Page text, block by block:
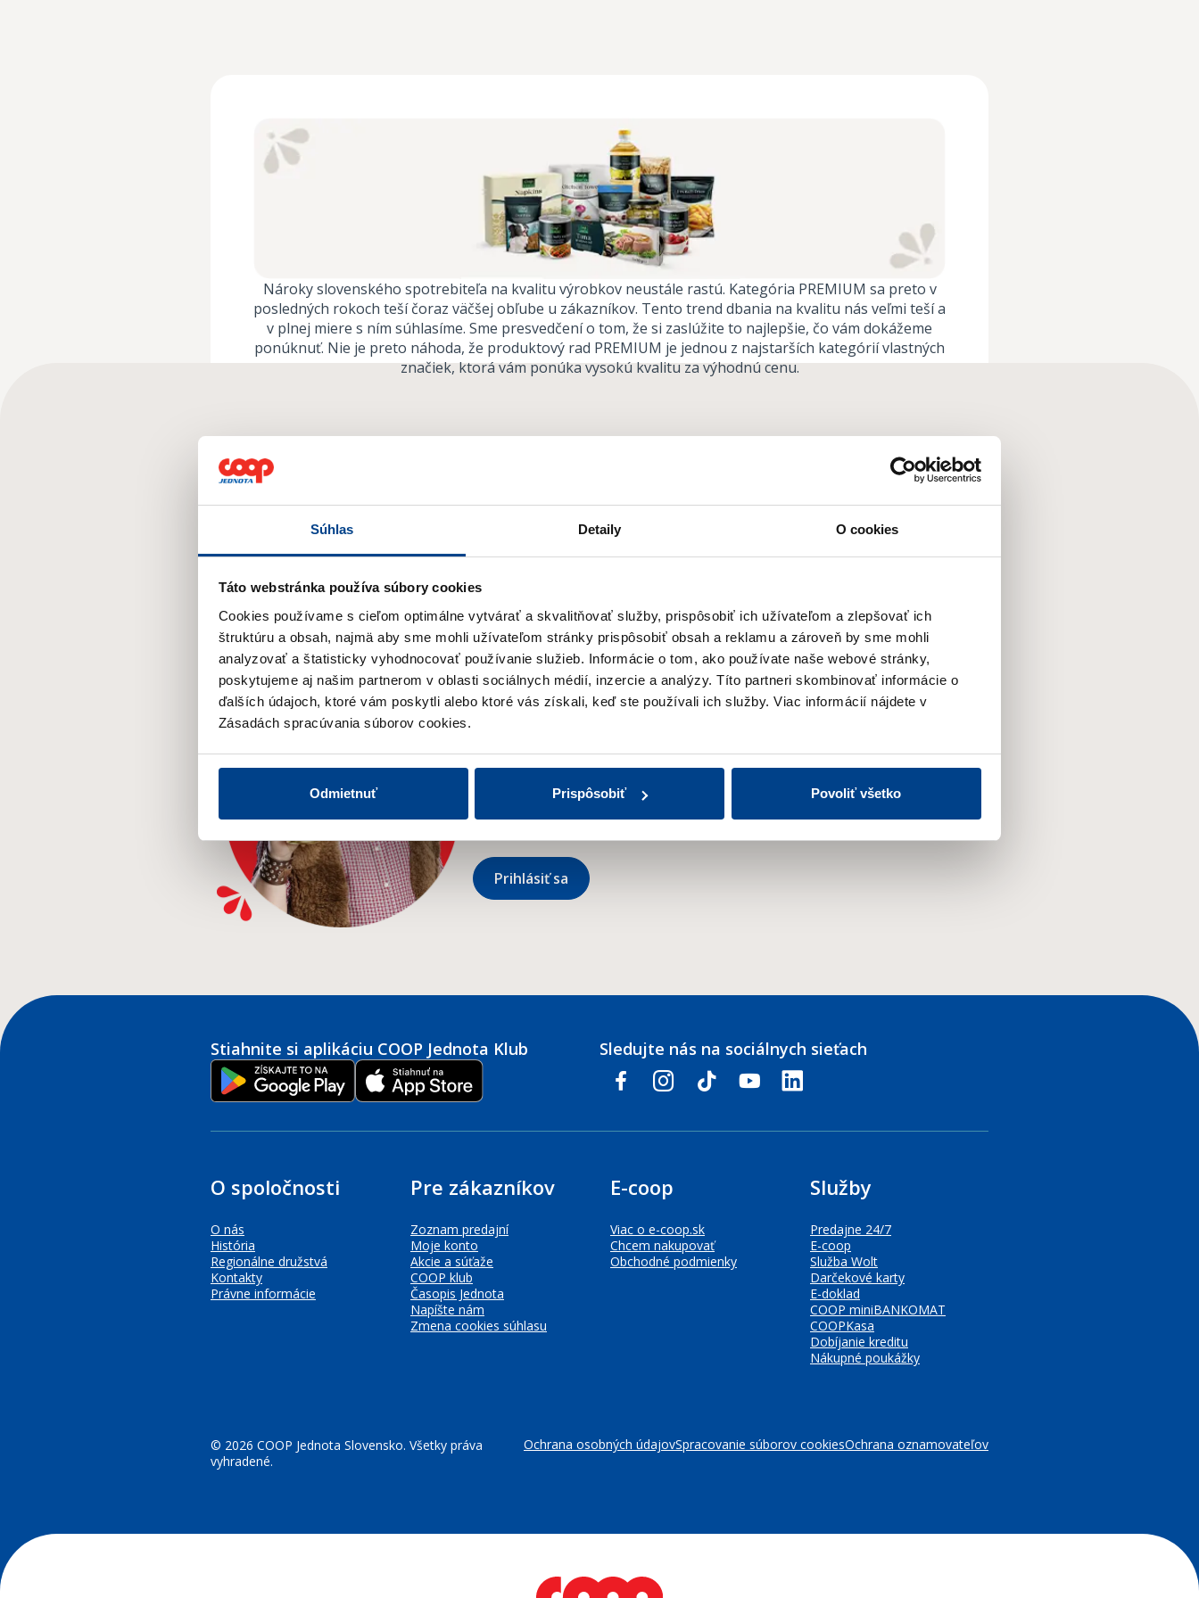
Súhlas Detaily O cookies
Táto webstránka používa súbory cookies
Cookies používame s cieľom optimálne vytvárať a skvalitňovať služby, prispôsobiť ich užívateľom a zlepšovať ich
štruktúru a obsah, najmä aby sme mohli užívateľom stránky prispôsobiť obsah a reklamu a zároveň by sme mohli
analyzovať a štatisticky vyhodnocovať používanie služieb. Informácie o tom, ako používate naše webové stránky,
poskytujeme aj našim partnerom v oblasti sociálnych médií, inzercie a analýzy. Títo partneri skombinovať informácie o
ďalších údajoch, ktoré vám poskytli alebo ktoré vás získali, keď ste používali ich služby. Viac informácií nájdete v
Zásadách spracúvania súborov cookies.
Odmietnuť Prispôsobiť Povoliť všetko
Nároky slovenského spotrebiteľa na kvalitu výrobkov neustále rastú. Kategória PREMIUM sa preto v
posledných rokoch teší čoraz väčšej obľube u zákazníkov. Tento trend dbania na kvalitu nás veľmi teší a
v plnej miere s ním súhlasíme. Sme presvedčení o tom, že si zaslúžite to najlepšie, čo vám dokážeme
ponúknuť. Nie je preto náhoda, že produktový rad PREMIUM je jednou z najstarších kategórií vlastných
značiek, ktorá vám ponúka vysokú kvalitu za výhodnú cenu.
Novinky
Prihláste sa na odber newslettera
a získajte prehľad o našich novinkách
a aktuálnych zľavách.
E-mail *
Súhlasím sospracovaním osobných údajov
v súvislosti so zasielaním
Prihlásiť sa
Stiahnite si aplikáciu COOP Jednota Klub Sledujte nás na sociálnych sieťach
facebookinstagram
tiktok youtubelinkedin
© 2026 COOP Jednota Slovensko. Všetky práva
vyhradené.
Ochrana osobných údajovSpracovanie súborov cookiesOchrana oznamovateľov
O spoločnosti
O nás
História
Regionálne družstvá
Kontakty
Právne informácie
Pre zákazníkov
Zoznam predajní
Moje konto
Akcie a súťaže
COOP klub
Časopis Jednota
Napíšte nám
Zmena cookies súhlasu
E-coop
Viac o e-coop.sk
Chcem nakupovať
Obchodné podmienky
Služby
Predajne 24/7
E-coop
Služba Wolt
Darčekové karty
E-doklad
COOP miniBANKOMAT
COOPKasa
Dobíjanie kreditu
Nákupné poukážky